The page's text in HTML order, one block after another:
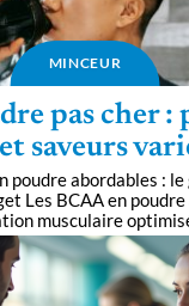
MINCEUR
pas cher
saveurs
poudre abordables :
Les BCAA en
musculaire